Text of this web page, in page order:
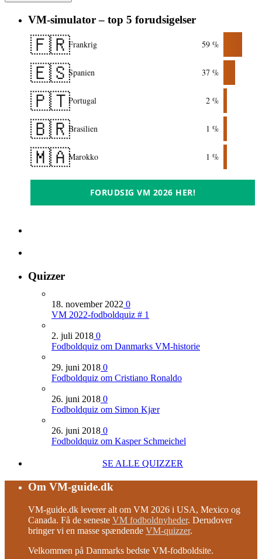
VM-simulator – top 5 forudsigelser
🇫🇷Frankrig 59 %
🇪🇸Spanien 37 %
🇵🇹Portugal 2 %
🇧🇷Brasilien 1 %
🇲🇦Marokko 1 %
FORUDSIG VM 2026 HER!
Quizzer
18. november 2022 0
VM 2022-fodboldquiz # 1
2. juli 2018 0
Fodboldquiz om Danmarks VM-historie
29. juni 2018 0
Fodboldquiz om Cristiano Ronaldo
26. juni 2018 0
Fodboldquiz om Simon Kjær
26. juni 2018 0
Fodboldquiz om Kasper Schmeichel
SE ALLE QUIZZER
Om VM-guide.dk
VM-guide.dk leverer alt om VM 2026 i USA, Mexico og
Canada. Få de seneste VM fodboldnyheder. Derudover
bringer vi en masse spændende VM-quizzer.
Velkommen på Danmarks bedste VM-fodboldsite.